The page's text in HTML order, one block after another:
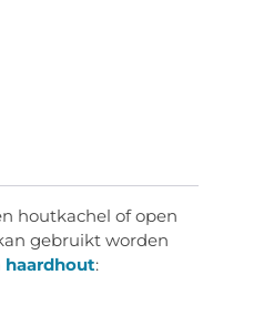
houtkachel of open
gebruikt worden
haardhout: